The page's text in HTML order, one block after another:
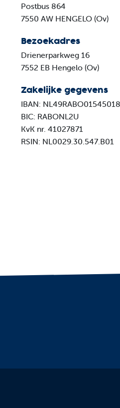
Postbus 864
7550 AW HENGELO (Ov)
Bezoekadres
Drienerparkweg 16
7552 EB Hengelo (Ov)
Zakelijke gegevens
IBAN:
BIC: RABONL2U
KvK nr. 41027871
RSIN: NL0029.30.547.B01